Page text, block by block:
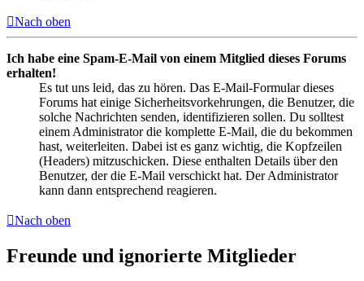
Nach oben
Ich habe eine Spam-E-Mail von einem Mitglied dieses Forums
erhalten!
Es tut uns leid, das zu hören. Das E-Mail-Formular dieses
Forums hat einige Sicherheitsvorkehrungen, die Benutzer, die
solche Nachrichten senden, identifizieren sollen. Du solltest
einem Administrator die komplette E-Mail, die du bekommen
hast, weiterleiten. Dabei ist es ganz wichtig, die Kopfzeilen
(Headers) mitzuschicken. Diese enthalten Details über den
Benutzer, der die E-Mail verschickt hat. Der Administrator
kann dann entsprechend reagieren.
Nach oben
Freunde und ignorierte Mitglieder